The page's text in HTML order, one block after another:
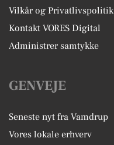
Vilkår og Privatlivspolitik
Kontakt VORES Digital
Administrer samtykke
GENVEJE
Seneste nyt fra Vamdrup
Vores lokale erhverv